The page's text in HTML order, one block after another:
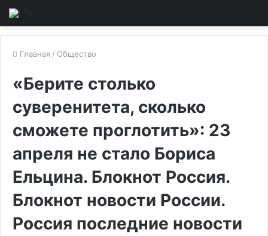
Главная / Общество
«Берите столько
суверенитета, сколько
сможете проглотить»: 23
апреля не стало Бориса
Ельцина. Блокнот Россия.
Блокнот новости России.
Россия последние новости